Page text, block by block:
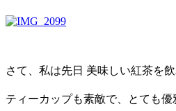
さて、私は先日 美味しい紅茶を
ティーカップも素敵で、とても優